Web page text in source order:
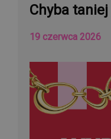
Chyba
19 czerwca 2026